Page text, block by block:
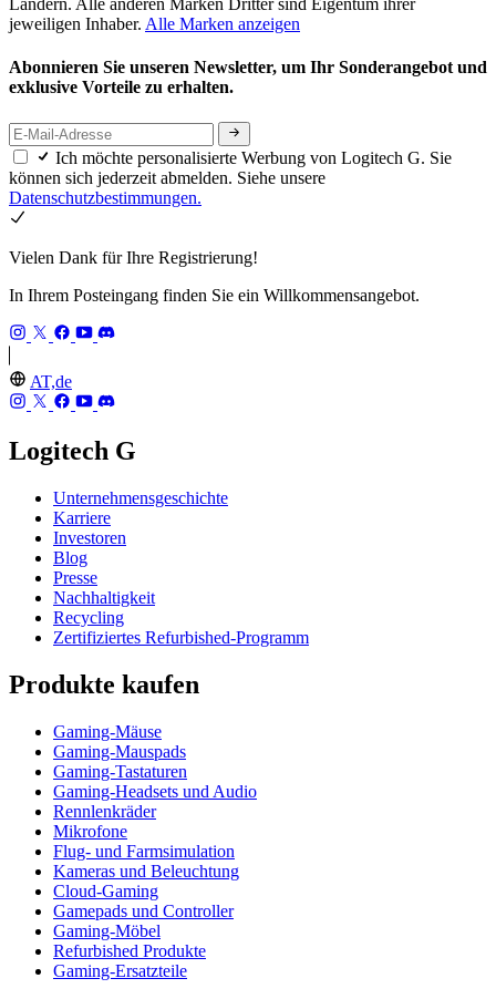
Ländern. Alle anderen Marken Dritter sind Eigentum ihrer
jeweiligen Inhaber. Alle Marken anzeigen
Abonnieren Sie unseren Newsletter, um Ihr Sonderangebot und
exklusive Vorteile zu erhalten.
Ich möchte personalisierte Werbung von Logitech G. Sie
können sich jederzeit abmelden. Siehe unsere
Datenschutzbestimmungen.
Vielen Dank für Ihre Registrierung!
In Ihrem Posteingang finden Sie ein Willkommensangebot.
AT,de
Logitech G
Unternehmensgeschichte
Karriere
Investoren
Blog
Presse
Nachhaltigkeit
Recycling
Zertifiziertes Refurbished-Programm
Produkte kaufen
Gaming-Mäuse
Gaming-Mauspads
Gaming-Tastaturen
Gaming-Headsets und Audio
Rennlenkräder
Mikrofone
Flug- und Farmsimulation
Kameras und Beleuchtung
Cloud-Gaming
Gamepads und Controller
Gaming-Möbel
Refurbished Produkte
Gaming-Ersatzteile